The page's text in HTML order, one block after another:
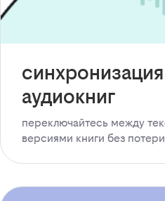
аудиокниг
переключайтесь между
версиями книги без